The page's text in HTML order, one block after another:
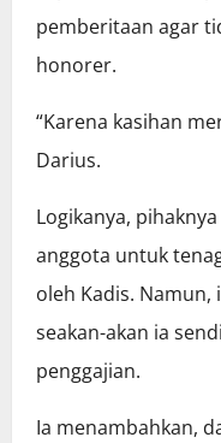
pemberitaan agar
honorer.
“Karena kasihan
Darius.
Logikanya,
anggota untuk
oleh Kadis.
seakan-akan ia
penggajian.
Ia menambahkan,